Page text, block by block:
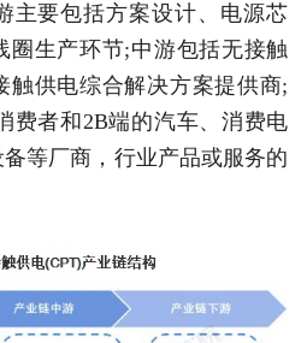
主要包括方案设计、电源芯
圈生产环节;中游包括无接触
触供电综合解决方案提供商;
费者和2B端的汽车、消费电
等厂商，行业产品或服务的